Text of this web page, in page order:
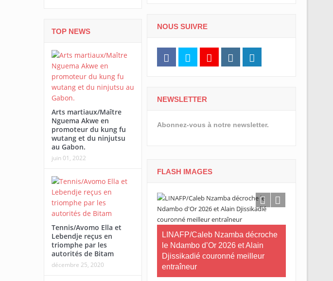
TOP NEWS
Arts martiaux/Maître
Nguema Akwe en
promoteur du kung fu
wutang et du ninjutsu
au Gabon.
juin 01, 2022
Tennis/Avomo Ella et
Lebendje reçus en
triomphe par les
autorités de Bitam
décembre 25, 2020
NOUS SUIVRE
NEWSLETTER
Abonnez-vous à notre newsletter.
FLASH IMAGES
Ndambo d’Or 2026/Le bilan à mi-
parcours et les perspectives du
Ministre des Sports
LINAFP/Caleb Nzamba décroche
le Ndambo d’Or 2026 et Alain
Djissikadié couronné meilleur
entraîneur